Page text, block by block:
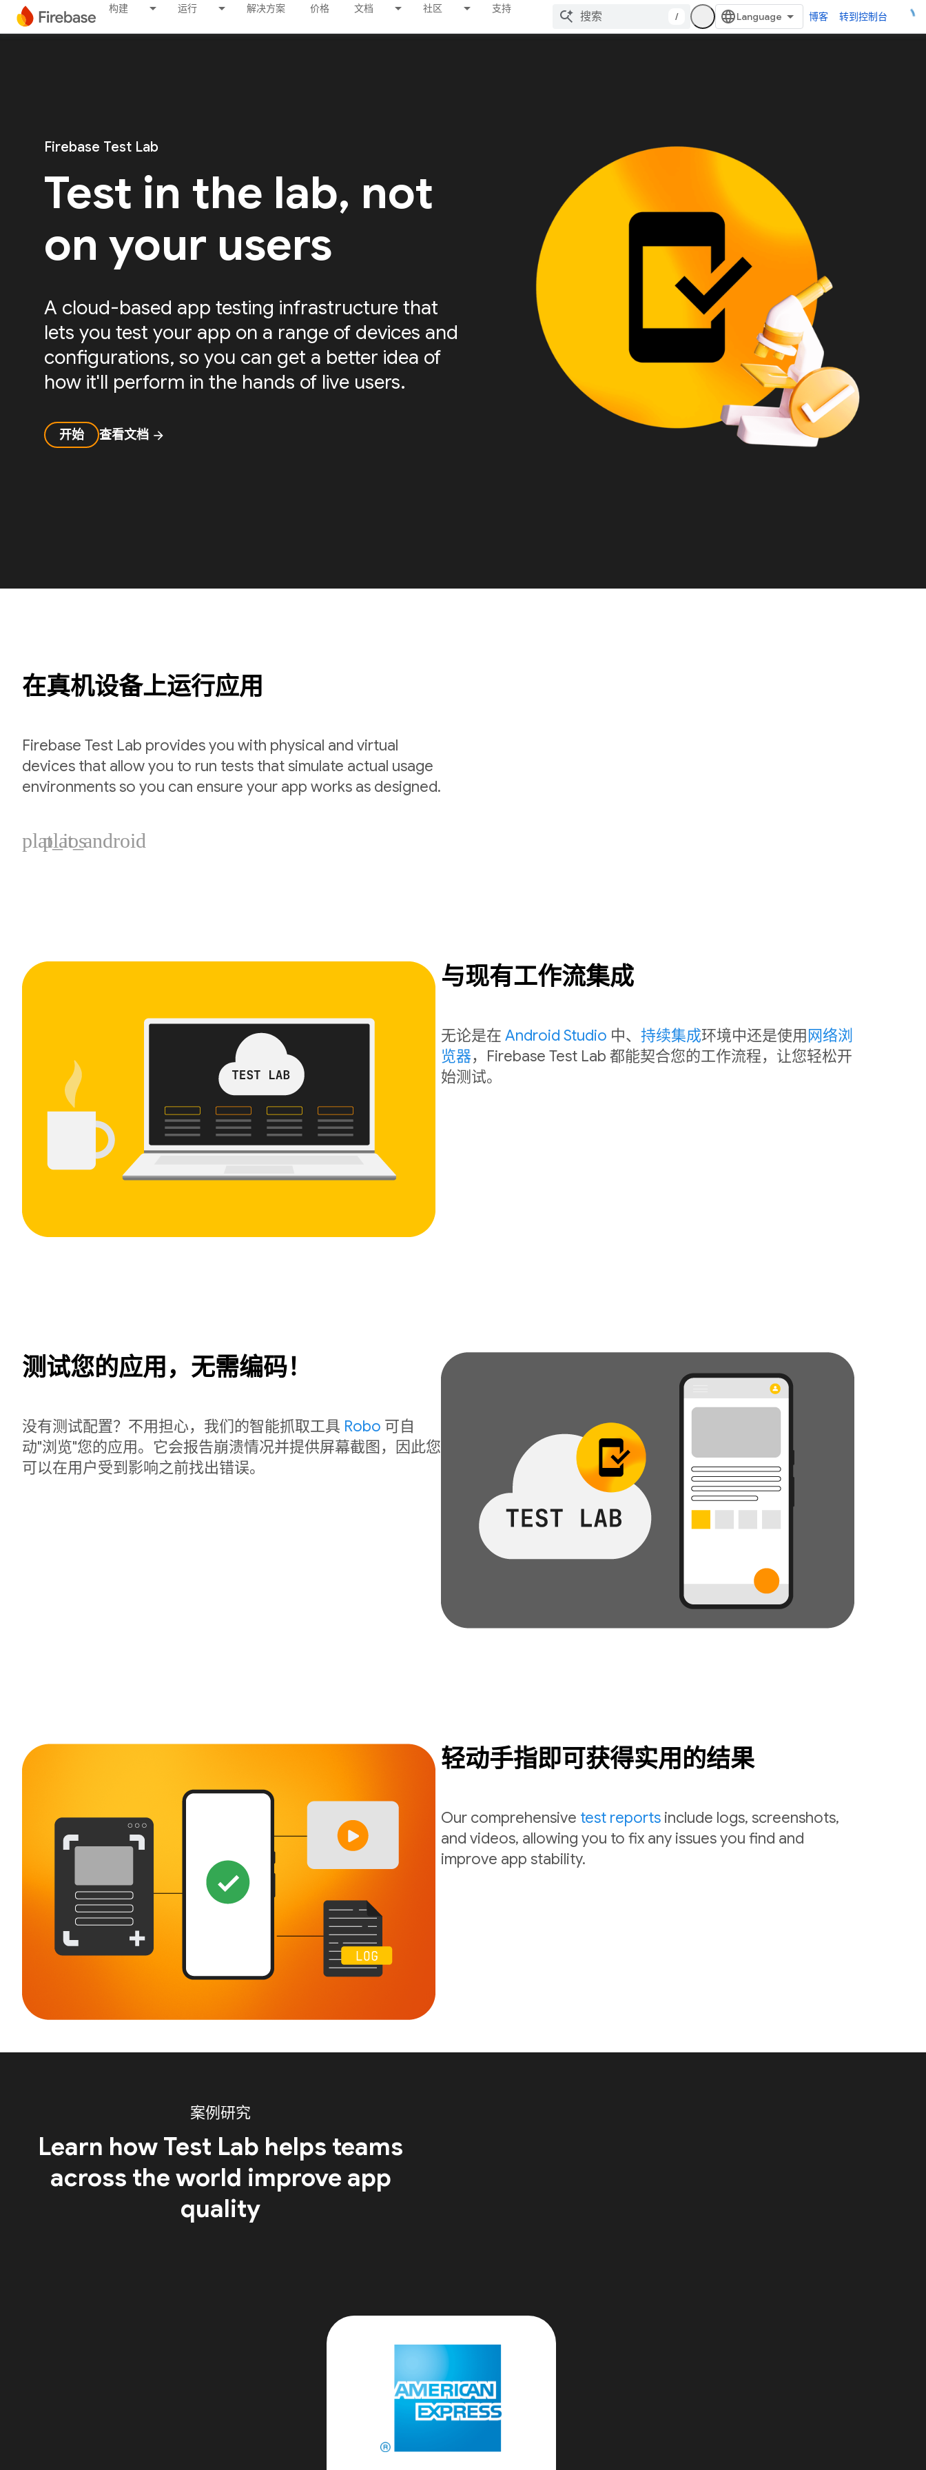
构建 运行 解决方案 价格 文档 社区 支持
/ 博客 转到控制台
Firebase Test Lab
Test in the lab, not
on your users
A cloud-based app testing infrastructure that
lets you test your app on a range of devices and
configurations, so you can get a better idea of
how it'll perform in the hands of live users.
开始 查看文档 arrow_forward
在真机设备上运行应用
Firebase Test Lab provides you with physical and virtual
devices that allow you to run tests that simulate actual usage
environments so you can ensure your app works as designed.
plat_ios
plat_android
与现有工作流集成
无论是在 Android Studio 中、 持续集成环境中还是使用 网络浏
览器，Firebase Test Lab 都能契合您的工作流程，让您轻松开
始测试。
测试您的应用，无需编码！
没有测试配置？不用担心，我们的智能抓取工具 Robo 可自
动"浏览"您的应用。它会报告崩溃情况并提供屏幕截图，因此您
可以在用户受到影响之前找出错误。
轻动手指即可获得实用的结果
Our comprehensive test reports include logs, screenshots,
and videos, allowing you to fix any issues you find and
improve app stability.
案例研究
Learn how Test Lab helps teams
across the world improve app
quality